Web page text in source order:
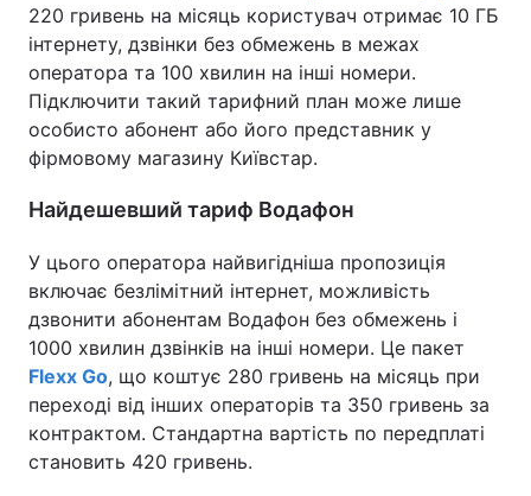
220 гривень на місяць користувач отримає 10 ГБ
інтернету, дзвінки без обмежень в межах
оператора та 100 хвилин на інші номери.
Підключити такий тарифний план може лише
особисто абонент або його представник у
фірмовому магазину Київстар.
Найдешевший тариф Водафон
У цього оператора найвигідніша пропозиція
включає безлімітний інтернет, можливість
дзвонити абонентам Водафон без обмежень і
1000 хвилин дзвінків на інші номери. Це пакет
Flexx Go, що коштує 280 гривень на місяць при
переході від інших операторів та 350 гривень за
контрактом. Стандартна вартість по передплаті
становить 420 гривень.